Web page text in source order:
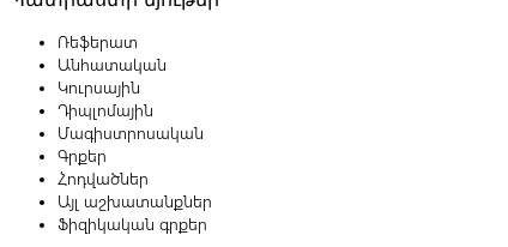
Ռեֆերատ
Անհատական
Կուրսային
Դիպլոմային
Մագիստրոսական
Գրքեր
Հոդվածներ
Այլ աշխատանքներ
Ֆիզիկական գրքեր